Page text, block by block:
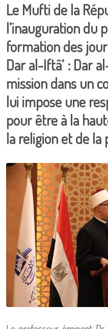
Le Mufti de la
l’inauguration du
formation des
Dar al-Iftâ’ : Dar
mission dans un
lui impose une
pour être à la
la religion et de la